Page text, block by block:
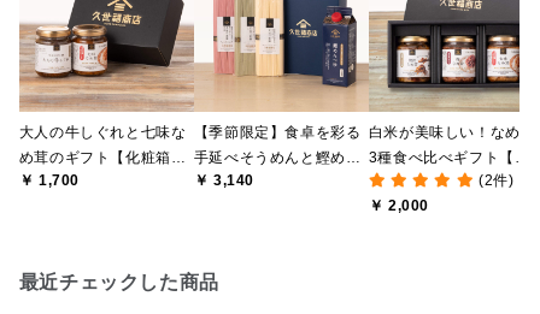
大人の牛しぐれと七味な
め茸のギフト【化粧箱包
装付】
￥ 1,700
【季節限定】食卓を彩る
手延べそうめんと鰹めん
つゆのギフト【化粧箱包
￥ 3,140
白米が美味しい！なめ茸
3種食べ比べギフト【化
粧箱包装付/オンライン限
定】
(2件)
￥ 2,000
最近チェックした商品